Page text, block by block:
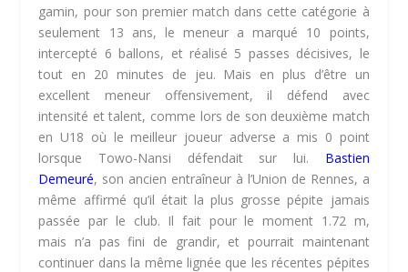
gamin, pour son premier match dans cette catégorie à
seulement 13 ans, le meneur a marqué 10 points,
intercepté 6 ballons, et réalisé 5 passes décisives, le
tout en 20 minutes de jeu. Mais en plus d’être un
excellent meneur offensivement, il défend avec
intensité et talent, comme lors de son deuxième match
en U18 où le meilleur joueur adverse a mis 0 point
lorsque Towo-Nansi défendait sur lui.
Bastien
Demeuré, son ancien entraîneur à l’Union de Rennes, a
même affirmé qu’il était la plus grosse pépite jamais
passée par le club. Il fait pour le moment 1.72 m,
mais n’a pas fini de grandir, et pourrait maintenant
continuer dans la même lignée que les récentes pépites